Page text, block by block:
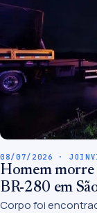
08/07/2026 ·
Homem morre
BR-280 em
Corpo foi